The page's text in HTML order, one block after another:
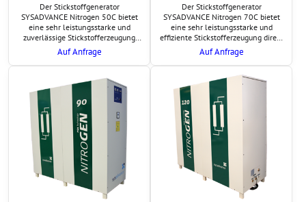
Der Stickstoffgenerator
SYSADVANCE Nitrogen 50C bietet
eine sehr leistungsstarke und
zuverlässige Stickstofferzeugung
direkt am Einsatzort. Auf Wunsch
übernehmen wir die Lieferung und
schlüsselfertige Montage. Preis und
Lieferzeit sind auf Anfrage.
Zusätzlich erstellen wir eine
Berechnung der
Investitionsrentabilität.
Auf Anfrage
Der Stickstoffgenerator
SYSADVANCE Nitrogen 70C bietet
eine sehr leistungsstarke und
effiziente Stickstofferzeugung direkt
am Einsatzort. Auf Wunsch
übernehmen wir die Lieferung und
schlüsselfertige Montage. Preis und
Lieferzeit sind auf Anfrage.
Zusätzlich erstellen wir eine
Berechnung der
Investitionsrentabilität.
Auf Anfrage